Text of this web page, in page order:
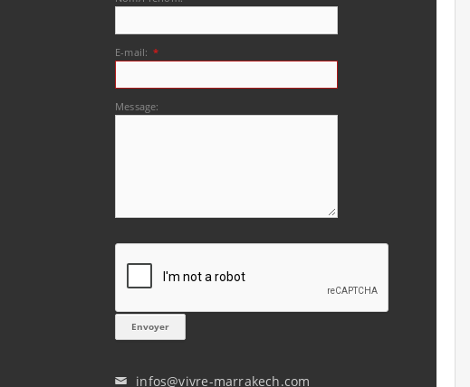
E-mail: *
Message:
✉ infos@vivre-marrakech.com